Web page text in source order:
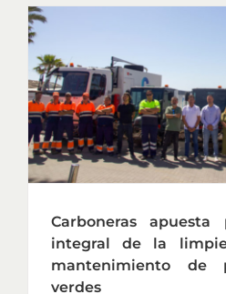
Carboneras
integral de la
mantenimiento de
verdes